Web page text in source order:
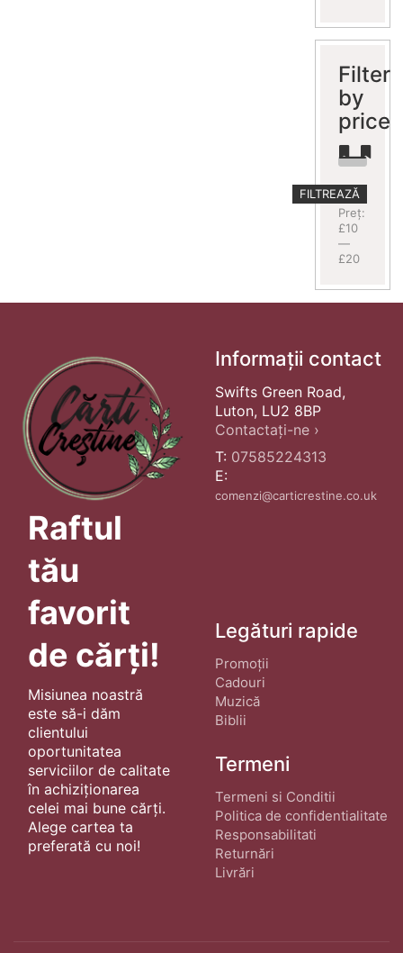
Filter
by
price
Preț
minim
Preț
maxim
FILTREAZĂ
Preț:
£10
—
£20
Raftul
tău
favorit
de cărți!
Misiunea noastră
este să-i dăm
clientului
oportunitatea
serviciilor de calitate
în achiziționarea
celei mai bune cărți.
Alege cartea ta
preferată cu noi!
Informații contact
Swifts Green Road,
Luton, LU2 8BP
Contactați-ne ›
T: 07585224313
E:
comenzi@carticrestine.co.uk
Legături rapide
Promoții
Cadouri
Muzică
Biblii
Termeni
Termeni si Conditii
Politica de confidentialitate
Responsabilitati
Returnări
Livrări